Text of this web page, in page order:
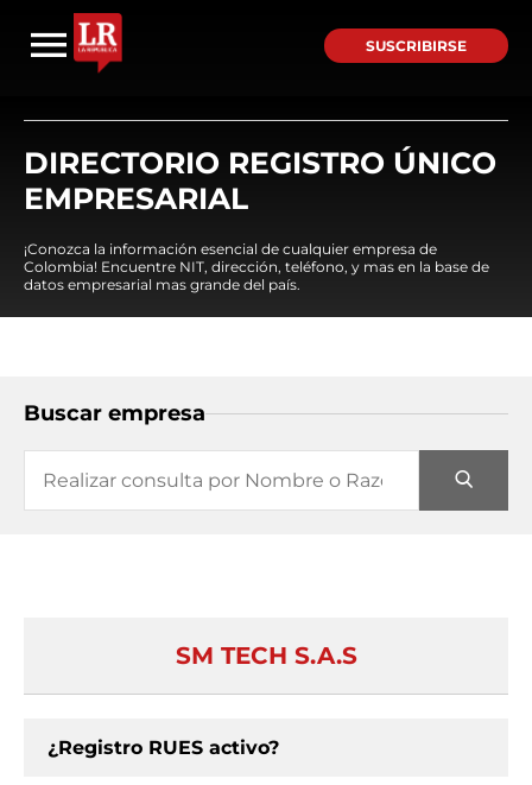
SUSCRIBIRSE
DIRECTORIO REGISTRO ÚNICO
EMPRESARIAL
¡Conozca la información esencial de cualquier empresa de
Colombia! Encuentre NIT, dirección, teléfono, y mas en la base de
datos empresarial mas grande del país.
Buscar empresa
SM TECH S.A.S
¿Registro RUES activo?